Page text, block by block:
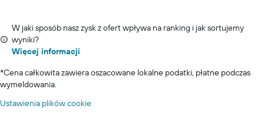
W jaki sposób nasz zysk z ofert wpływa na ranking i jak sortujemy
wyniki?
Więcej informacji
*Cena całkowita zawiera oszacowane lokalne podatki, płatne podczas
wymeldowania.
Ustawienia plików cookie